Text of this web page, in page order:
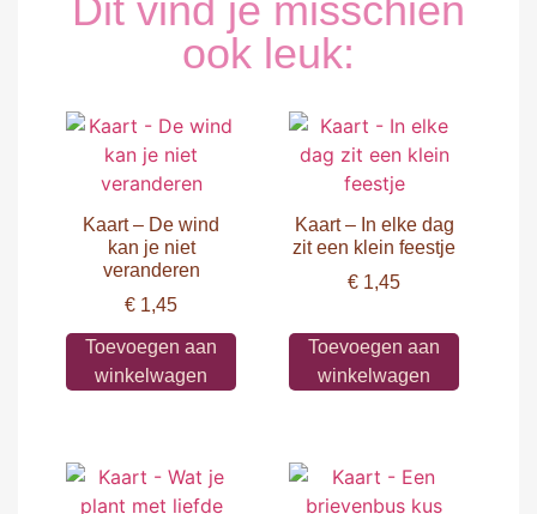
Dit vind je misschien
ook leuk:
Kaart – De wind
kan je niet
veranderen
€ 1,45
Toevoegen aan
winkelwagen
Kaart – In elke dag
zit een klein feestje
€ 1,45
Toevoegen aan
winkelwagen